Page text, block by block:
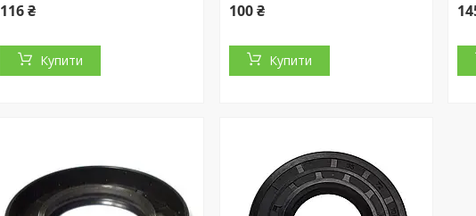
116 ₴
Купити
100 ₴
Купити